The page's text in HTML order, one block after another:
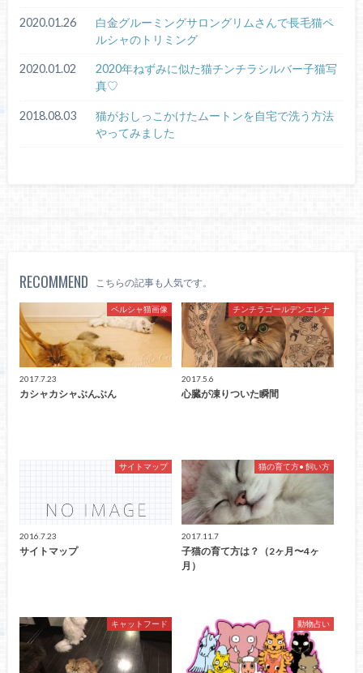
2020.01.26
白金グルーミングサロングリムさんで長毛猫ペ
ルシャのトリミング
2020.01.02
2020年ねずみに似た猫チンチラシルバー子猫写
真♡
2018.08.03
猫がおしっこかけたムートンを自宅で洗う方法
やってみました
RECOMMEND こちらの記事も人気です。
ペルシャ猫画像
2017.7.23
カシャカシャぶんぶん
チンチラゴールデンエレナ
2017.5.6
心臓が凍りついた瞬間
サイトマップ
2016.7.23
サイトマップ
猫の育て方• 飼い方
2017.11.7
子猫の育て方は？（2ヶ月〜4ヶ
月）
キャットフード 動物占い